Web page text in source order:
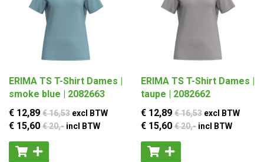
ERIMA TS T-Shirt Dames |
smoke blue | 2082663
€ 12,89 € 16,53 excl BTW
€ 15,60 € 20,- incl BTW
ERIMA TS T-Shirt Dames |
taupe | 2082662
€ 12,89 € 16,53 excl BTW
€ 15,60 € 20,- incl BTW